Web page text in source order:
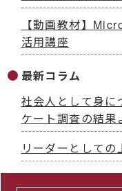
【動画教材】
活用講座
最新コラム
社会人として身に
ケート調査の結果
リーダーとして